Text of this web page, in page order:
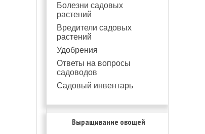
Болезни садовых
растений
Вредители садовых
растений
Удобрения
Ответы на вопросы
садоводов
Садовый инвентарь
Выращивание овощей